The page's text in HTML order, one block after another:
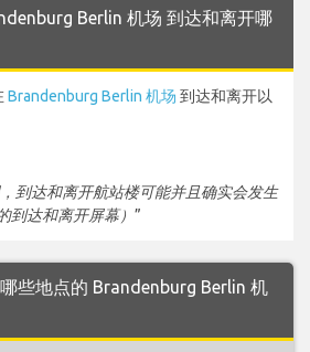
Berlin 机场 到达和离开哪
Brandenburg Berlin 机场 到达和离开以
到达和离开航站楼可能并且确实会发生
到达和离开屏幕） ”
些地点的 Brandenburg Berlin 机